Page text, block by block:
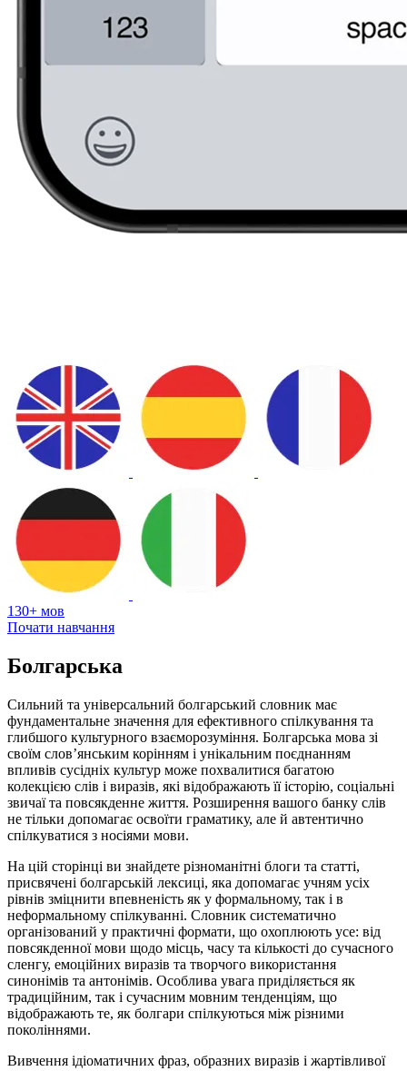
130+ мов
Почати навчання
Болгарська
Сильний та універсальний болгарський словник має
фундаментальне значення для ефективного спілкування та
глибшого культурного взаєморозуміння. Болгарська мова зі
своїм слов’янським корінням і унікальним поєднанням
впливів сусідніх культур може похвалитися багатою
колекцією слів і виразів, які відображають її історію, соціальні
звичаї та повсякденне життя. Розширення вашого банку слів
не тільки допомагає освоїти граматику, але й автентично
спілкуватися з носіями мови.
На цій сторінці ви знайдете різноманітні блоги та статті,
присвячені болгарській лексиці, яка допомагає учням усіх
рівнів зміцнити впевненість як у формальному, так і в
неформальному спілкуванні. Словник систематично
організований у практичні формати, що охоплюють усе: від
повсякденної мови щодо місць, часу та кількості до сучасного
сленгу, емоційних виразів та творчого використання
синонімів та антонімів. Особлива увага приділяється як
традиційним, так і сучасним мовним тенденціям, що
відображають те, як болгари спілкуються між різними
поколіннями.
Вивчення ідіоматичних фраз, образних виразів і жартівливої